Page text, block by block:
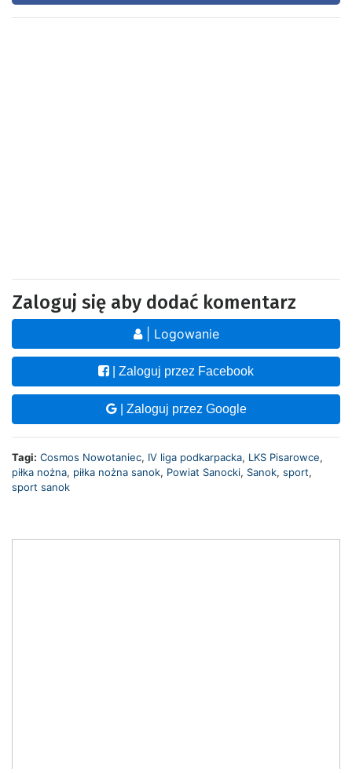
Zaloguj się aby dodać komentarz
| Logowanie
| Zaloguj przez Facebook
| Zaloguj przez Google
Tagi: Cosmos Nowotaniec, IV liga podkarpacka, LKS Pisarowce,
piłka nożna, piłka nożna sanok, Powiat Sanocki, Sanok, sport,
sport sanok